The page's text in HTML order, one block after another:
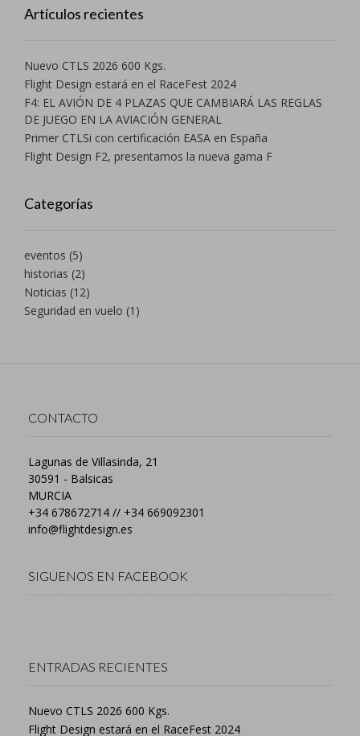
Artículos recientes
Nuevo CTLS 2026 600 Kgs.
Flight Design estará en el RaceFest 2024
F4: EL AVIÓN DE 4 PLAZAS QUE CAMBIARÁ LAS REGLAS
DE JUEGO EN LA AVIACIÓN GENERAL
Primer CTLSi con certificación EASA en España
Flight Design F2, presentamos la nueva gama F
Categorías
eventos (5)
historias (2)
Noticias (12)
Seguridad en vuelo (1)
CONTACTO
Lagunas de Villasinda, 21
30591 - Balsicas
MURCIA
+34 678672714 // +34 669092301
info@flightdesign.es
SIGUENOS EN FACEBOOK
ENTRADAS RECIENTES
Nuevo CTLS 2026 600 Kgs.
Flight Design estará en el RaceFest 2024